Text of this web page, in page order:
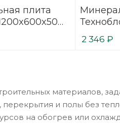
плита
плиты)
2 346 ₽
материалов,
и полы без
на обогрев или